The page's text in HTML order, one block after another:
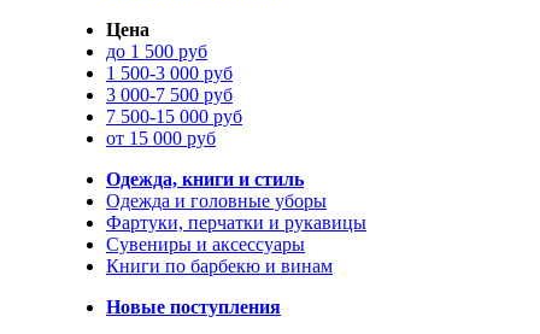
Цена
до 1 500 руб
1 500-3 000 руб
3 000-7 500 руб
7 500-15 000 руб
от 15 000 руб
Одежда, книги и стиль
Одежда и головные уборы
Фартуки, перчатки и рукавицы
Сувениры и аксессуары
Книги по барбекю и винам
Новые поступления